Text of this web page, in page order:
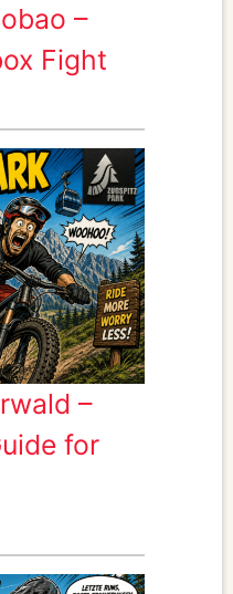
–
Fight
–
for